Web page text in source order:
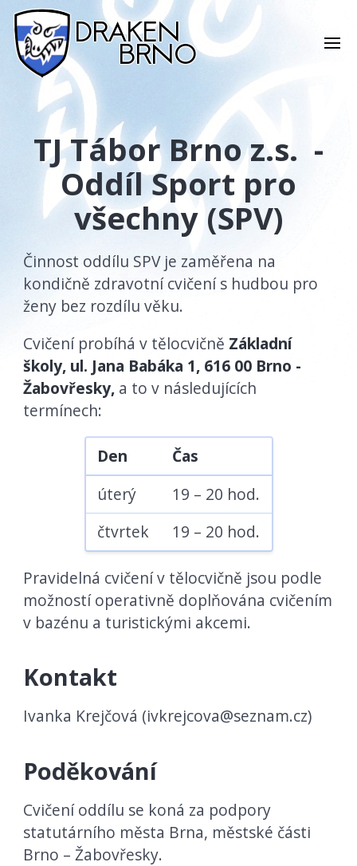
TJ Tábor Brno z.s. -
Oddíl Sport pro
všechny (SPV)
Činnost oddílu SPV je zaměřena na
kondičně zdravotní cvičení s hudbou pro
ženy bez rozdílu věku.
Cvičení probíhá v tělocvičně Základní
školy, ul. Jana Babáka 1, 616 00 Brno -
Žabovřesky,a to v následujících
termínech:
Den
Čas
úterý
19 – 20 hod.
čtvrtek
19 – 20 hod.
Pravidelná cvičení v tělocvičně jsou podle
možností operativně doplňována cvičením
v bazénu a turistickými akcemi.
Kontakt
Ivanka Krejčová (ivkrejcova@seznam.cz)
Poděkování
Cvičení oddílu se koná za podpory
statutárního města Brna, městské části
Brno – Žabovřesky.